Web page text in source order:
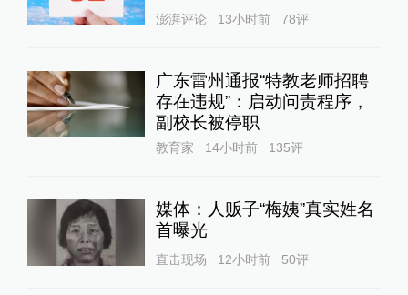
澎湃评论 13小时前 78评
广东雷州通报“特教老师招聘
存在违规”：启动问责程序，
副校长被停职
教育家 14小时前 135评
媒体：人贩子“梅姨”真实姓名
首曝光
直击现场 12小时前 50评